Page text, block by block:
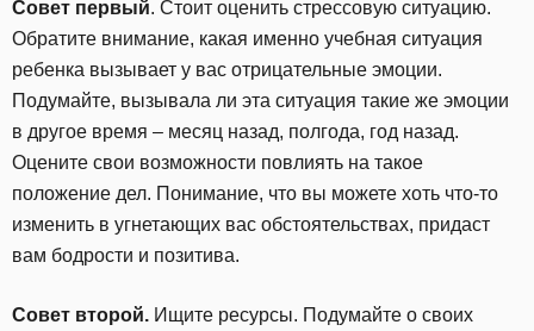
Совет первый. Стоит оценить стрессовую ситуацию.
Обратите внимание, какая именно учебная ситуация
ребенка вызывает у вас отрицательные эмоции.
Подумайте, вызывала ли эта ситуация такие же эмоции
в другое время – месяц назад, полгода, год назад.
Оцените свои возможности повлиять на такое
положение дел. Понимание, что вы можете хоть что-то
изменить в угнетающих вас обстоятельствах, придаст
вам бодрости и позитива.
Совет второй. Ищите ресурсы. Подумайте о своих